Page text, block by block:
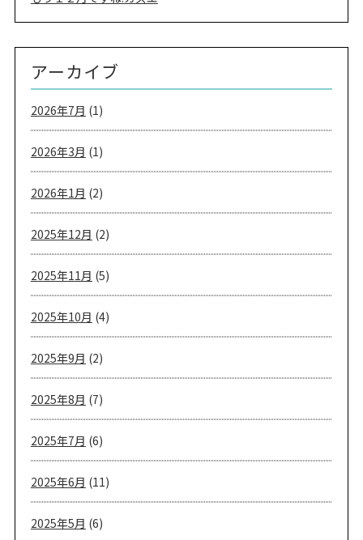
アーカイブ
2026年7月 (1)
2026年3月 (1)
2026年1月 (2)
2025年12月 (2)
2025年11月 (5)
2025年10月 (4)
2025年9月 (2)
2025年8月 (7)
2025年7月 (6)
2025年6月 (11)
2025年5月 (6)